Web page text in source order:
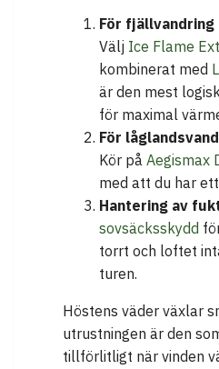
För fjällvandring
Välj Ice Flame
kombinerat med
är den mest
för maximal
För
Kör på Aegismax
med att du har
Hantering av
sovsäcksskydd
torrt och loftet
turen.
Höstens väder växlar
utrustningen är den
tillförlitligt när vinden